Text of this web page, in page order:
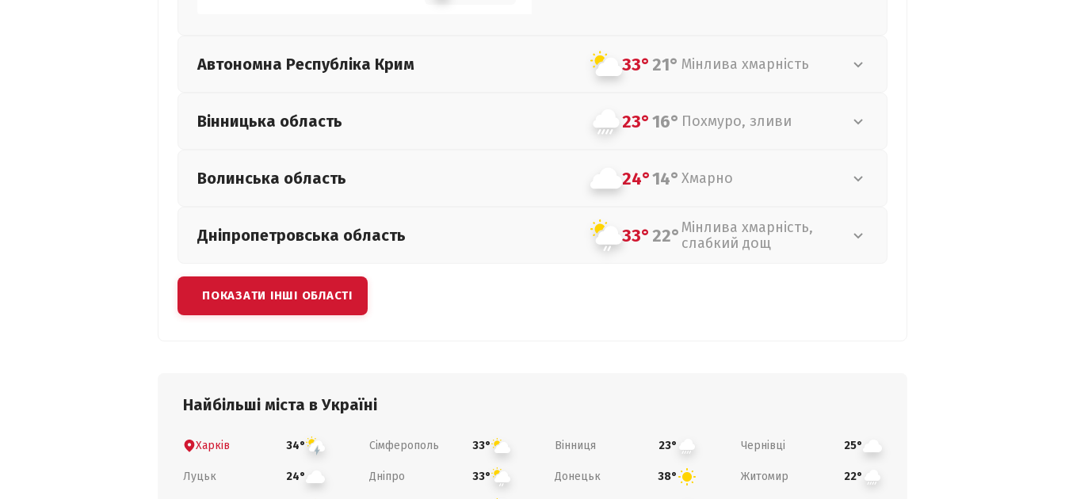
Автономна Республіка Крим 33°21° Мінлива хмарність
Вінницька область 23°16° Похмуро, зливи
Волинська область 24°14° Хмарно
Дніпропетровська область 33°22°Мінлива хмарність,
слабкий дощ
ПОКАЗАТИ ІНШІ ОБЛАСТІ
Найбільші міста в Україні
Харків 34° Сімферополь 33° Вінниця 23° Чернівці 25°
Луцьк 24° Дніпро 33° Донецьк 38° Житомир 22°